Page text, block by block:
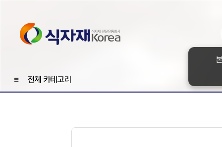
≡ 전체 카테고리